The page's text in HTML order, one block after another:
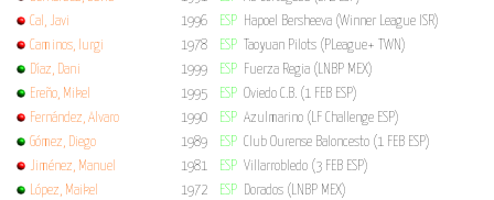
Cal, Javi
1996 ESP Hapoel Bersheeva (Winner League ISR)
Caminos, Iurgi
1978 ESP
Taoyuan Pilots (PLeague+ TWN)
Díaz, Dani
1999 ESP Fuerza Regia (LNBP MEX)
Ereño, Mikel
1995 ESP Oviedo C.B. (1 FEB ESP)
Fernández, Alvaro
1990 ESP Azulmarino (LF Challenge ESP)
Gómez, Diego
1989 ESP Club Ourense Baloncesto (1 FEB ESP)
Jiménez, Manuel
1981 ESP Villarrobledo (3 FEB ESP)
López, Maikel
1972 ESP
Dorados (LNBP MEX)